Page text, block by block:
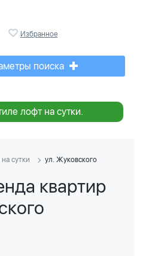
Избранное
поиска
лофт на сутки.
сутки ул. Жуковского
квартир